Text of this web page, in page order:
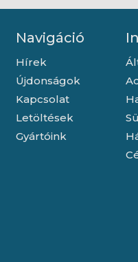
Navigáció
Hírek
Újdonságok
Kapcsolat
Letöltések
Gyártóink